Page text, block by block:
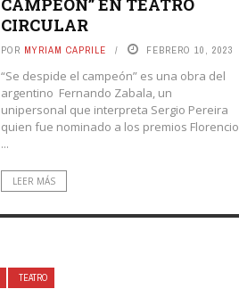
CIRCULAR
POR MYRIAM CAPRILE FEBRERO 10, 2023
“Se despide el campeón” es una obra del
argentino Fernando Zabala, un
unipersonal que interpreta Sergio Pereira
quien fue nominado a los premios Florencio
...
LEER MÁS
TEATRO